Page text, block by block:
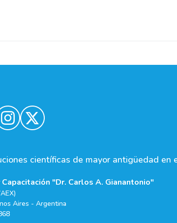
científicas de mayor antigüedad en
"Dr. Carlos A. Gianantonio"
Aires - Argentina